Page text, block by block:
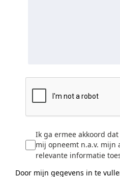
Ik ga ermee akkoord
mij opneemt n.a.v. mijn
relevante informatie
Door mijn gegevens in te